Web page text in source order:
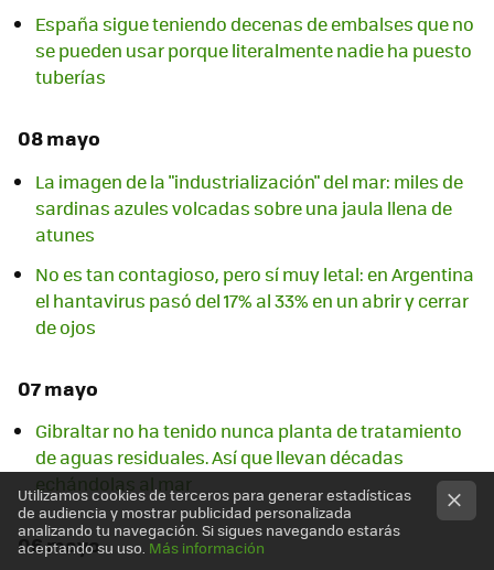
España sigue teniendo decenas de embalses que no
se pueden usar porque literalmente nadie ha puesto
tuberías
08 mayo
La imagen de la "industrialización" del mar: miles de
sardinas azules volcadas sobre una jaula llena de
atunes
No es tan contagioso, pero sí muy letal: en Argentina
el hantavirus pasó del 17% al 33% en un abrir y cerrar
de ojos
07 mayo
Gibraltar no ha tenido nunca planta de tratamiento
de aguas residuales. Así que llevan décadas
echándolas al mar
06 mayo
Utilizamos cookies de terceros para generar estadísticas
de audiencia y mostrar publicidad personalizada
analizando tu navegación. Si sigues navegando estarás
aceptando su uso. Más información